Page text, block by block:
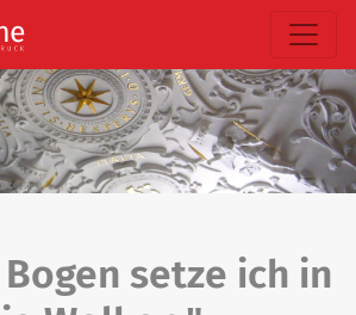
setze ich in